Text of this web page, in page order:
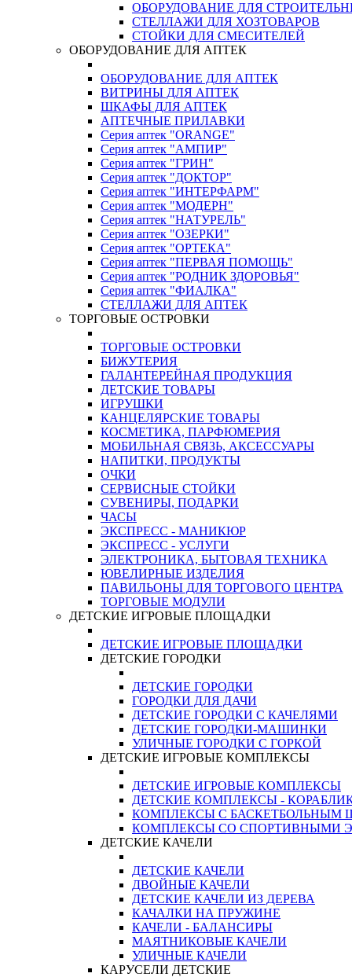
ОБОРУДОВАНИЕ ДЛЯ
СТЕЛЛАЖИ ДЛЯ ХОЗТОВАРОВ
СТОЙКИ ДЛЯ СМЕСИТЕЛЕЙ
ОБОРУДОВАНИЕ ДЛЯ АПТЕК
ОБОРУДОВАНИЕ ДЛЯ АПТЕК
ВИТРИНЫ ДЛЯ АПТЕК
ШКАФЫ ДЛЯ АПТЕК
АПТЕЧНЫЕ ПРИЛАВКИ
Серия аптек "ORANGE"
Серия аптек "АМПИР"
Серия аптек "ГРИН"
Серия аптек "ДОКТОР"
Серия аптек "ИНТЕРФАРМ"
Серия аптек "МОДЕРН"
Серия аптек "НАТУРЕЛЬ"
Серия аптек "ОЗЕРКИ"
Серия аптек "ОРТЕКА"
Серия аптек "ПЕРВАЯ ПОМОЩЬ"
Серия аптек "РОДНИК ЗДОРОВЬЯ"
Серия аптек "ФИАЛКА"
СТЕЛЛАЖИ ДЛЯ АПТЕК
ТОРГОВЫЕ ОСТРОВКИ
ТОРГОВЫЕ ОСТРОВКИ
БИЖУТЕРИЯ
ГАЛАНТЕРЕЙНАЯ ПРОДУКЦИЯ
ДЕТСКИЕ ТОВАРЫ
ИГРУШКИ
КАНЦЕЛЯРСКИЕ ТОВАРЫ
КОСМЕТИКА, ПАРФЮМЕРИЯ
МОБИЛЬНАЯ СВЯЗЬ, АКСЕССУАРЫ
НАПИТКИ, ПРОДУКТЫ
ОЧКИ
СЕРВИСНЫЕ СТОЙКИ
СУВЕНИРЫ, ПОДАРКИ
ЧАСЫ
ЭКСПРЕСС - МАНИКЮР
ЭКСПРЕСС - УСЛУГИ
ЭЛЕКТРОНИКА, БЫТОВАЯ ТЕХНИКА
ЮВЕЛИРНЫЕ ИЗДЕЛИЯ
ПАВИЛЬОНЫ ДЛЯ ТОРГОВОГО ЦЕНТРА
ТОРГОВЫЕ МОДУЛИ
ДЕТСКИЕ ИГРОВЫЕ ПЛОЩАДКИ
ДЕТСКИЕ ИГРОВЫЕ ПЛОЩАДКИ
ДЕТСКИЕ ГОРОДКИ
ДЕТСКИЕ ГОРОДКИ
ГОРОДКИ ДЛЯ ДАЧИ
ДЕТСКИЕ ГОРОДКИ С КАЧЕЛЯМИ
ДЕТСКИЕ ГОРОДКИ-МАШИНКИ
УЛИЧНЫЕ ГОРОДКИ С ГОРКОЙ
ДЕТСКИЕ ИГРОВЫЕ КОМПЛЕКСЫ
ДЕТСКИЕ ИГРОВЫЕ КОМПЛЕКСЫ
ДЕТСКИЕ КОМПЛЕКСЫ -
КОМПЛЕКСЫ С БАСКЕТБОЛЬНЫМ
КОМПЛЕКСЫ СО СПОРТИВНЫМИ
ДЕТСКИЕ КАЧЕЛИ
ДЕТСКИЕ КАЧЕЛИ
ДВОЙНЫЕ КАЧЕЛИ
ДЕТСКИЕ КАЧЕЛИ ИЗ ДЕРЕВА
КАЧАЛКИ НА ПРУЖИНЕ
КАЧЕЛИ - БАЛАНСИРЫ
МАЯТНИКОВЫЕ КАЧЕЛИ
УЛИЧНЫЕ КАЧЕЛИ
КАРУСЕЛИ ДЕТСКИЕ